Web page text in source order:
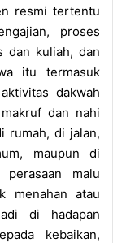
resmi tertentu
proses
dan kuliah, dan
itu termasuk
dakwah
dan nahi
rumah, di jalan,
maupun di
perasaan malu
menahan atau
di hadapan
kebaikan,